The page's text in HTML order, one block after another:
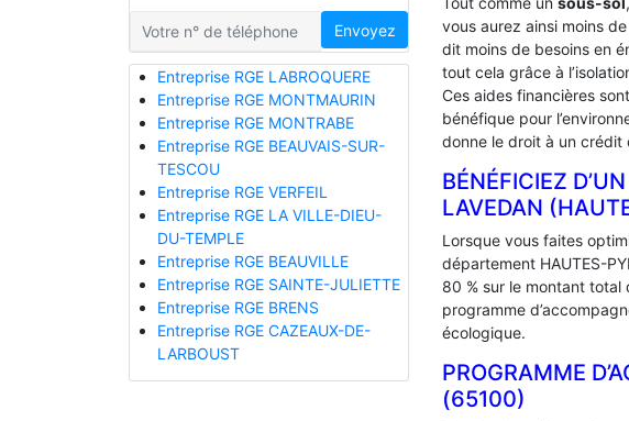
Envoyez
Entreprise RGE LABROQUERE
Entreprise RGE MONTMAURIN
Entreprise RGE MONTRABE
Entreprise RGE BEAUVAIS-SUR-
TESCOU
Entreprise RGE VERFEIL
Entreprise RGE LA VILLE-DIEU-
DU-TEMPLE
Entreprise RGE BEAUVILLE
Entreprise RGE SAINTE-JULIETTE
Entreprise RGE BRENS
Entreprise RGE CAZEAUX-DE-
LARBOUST
vous aurez ainsi moins
dit moins de besoins en
tout cela grâce à
Ces aides financières
bénéfique pour
donne le droit à un crédit
BÉNÉFICIEZ
LAVEDAN
Lorsque vous faites
département HAUTES-
80 % sur le montant total
programme
écologique.
PROGRAMME
(65100)